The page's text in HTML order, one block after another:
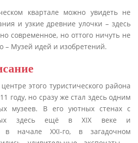
квартале можно увидеть не
и узкие древние улочки – здесь
современное, но оттого ничуть не
– Музей идей и изобретений.
этого туристического района
году, но сразу же стал здесь одним
музеев. В его уютных стенах с
здесь ещё в XIX веке и
в начале XXI-го, в загадочном